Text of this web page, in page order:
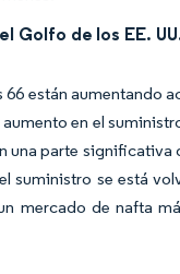
Golfo de los EE.
están aumentando
en el
parte significativa
suministro se está
mercado de nafta